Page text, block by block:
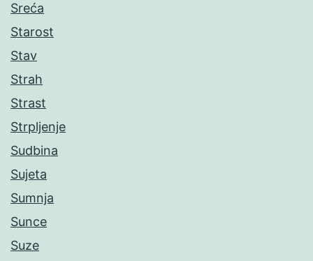
Sreća
Starost
Stav
Strah
Strast
Strpljenje
Sudbina
Sujeta
Sumnja
Sunce
Suze